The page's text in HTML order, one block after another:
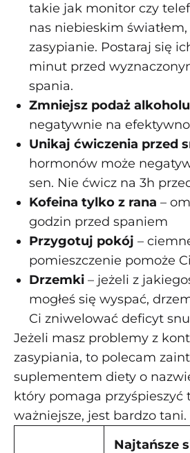
takie jak monitor czy
nas niebieskim
zasypianie. Postaraj się
minut przed
spania.
Zmniejsz podaż alkoholu
negatywnie na
Unikaj ćwiczenia przed
hormonów może
sen. Nie ćwicz na 3h
Kofeina tylko z rana –
godzin przed spaniem
Przygotuj pokój –
pomieszczenie pomoże
Drzemki – jeżeli z
mogłeś się wyspać,
Ci zniwelować deficyt
Jeżeli masz problemy z
zasypiania, to polecam
suplementem diety o
który pomaga przyśpieszyć
ważniejsze, jest bardzo tani.
Najtańsze